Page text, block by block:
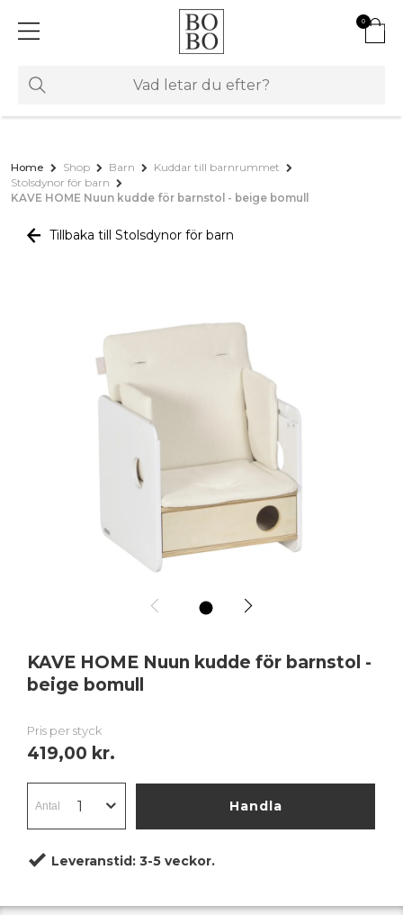
0
Home Shop Barn
Kuddar till barnrummet
Stolsdynor för barn
KAVE HOME Nuun kudde för barnstol - beige bomull
Tillbaka till Stolsdynor för barn
KAVE HOME Nuun kudde för barnstol -
beige bomull
Pris per styck
419,00 kr.
Handla
Leveranstid: 3-5 veckor.